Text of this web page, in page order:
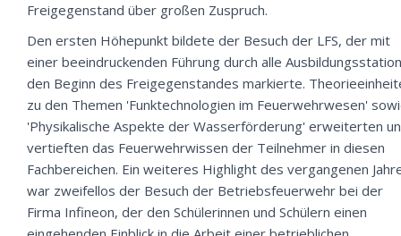
Freigegenstand über großen Zuspruch.
Den ersten Höhepunkt bildete der Besuch der LFS, der mit
einer beeindruckenden Führung durch alle
den Beginn des Freigegenstandes markierte.
zu den Themen 'Funktechnologien im Feuerwehrwesen'
'Physikalische Aspekte der Wasserförderung' erweiterten
vertieften das Feuerwehrwissen der Teilnehmer in diesen
Fachbereichen. Ein weiteres Highlight des vergangenen
war zweifellos der Besuch der Betriebsfeuerwehr bei der
Firma Infineon, der den Schülerinnen und Schülern einen